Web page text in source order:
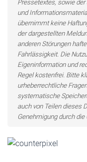
Pressetextes, sowie der
und
übernimmt keine
der dargestellten
anderen Störungen
Fahrlässigkeit. Die
Eigeninformation und
Regel kostenfrei. Bitte
urheberrechtliche
systematische
auch von Teilen dieses
Genehmigung durch